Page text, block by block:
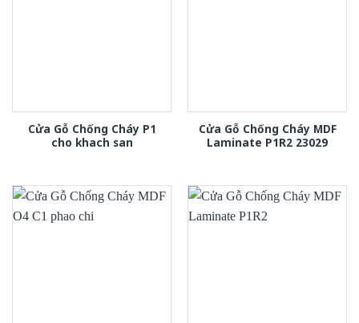
Cửa Gỗ Chống Cháy P1
cho khach san
Cửa Gỗ Chống Cháy MDF
Laminate P1R2 23029